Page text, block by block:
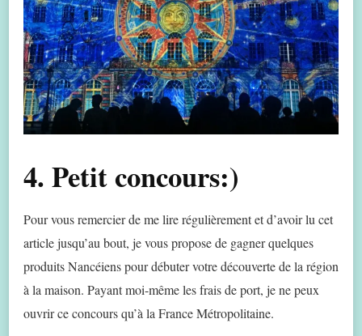
4. Petit concours:)
Pour vous remercier de me lire régulièrement et d’avoir lu cet
article jusqu’au bout, je vous propose de gagner quelques
produits Nancéiens pour débuter votre découverte de la région
à la maison. Payant moi-même les frais de port, je ne peux
ouvrir ce concours qu’à la France Métropolitaine.